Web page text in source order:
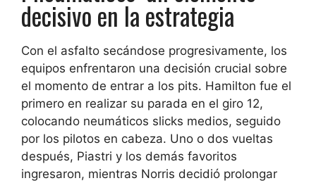
decisivo en la estrategia
Con el asfalto secándose progresivamente, los
equipos enfrentaron una decisión crucial sobre
el momento de entrar a los pits. Hamilton fue el
primero en realizar su parada en el giro 12,
colocando neumáticos slicks medios, seguido
por los pilotos en cabeza. Uno o dos vueltas
después, Piastri y los demás favoritos
ingresaron, mientras Norris decidió prolongar